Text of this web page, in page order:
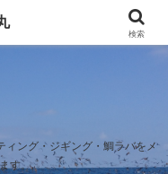
ィング・ジギング・鯛ラバをメ
す。
検索